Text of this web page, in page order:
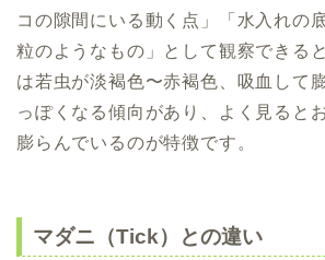
コの隙間にいる動く点」「水入れの
粒のようなもの」として観察できる
は若虫が淡褐色〜赤褐色、吸血して
っぽくなる傾向があり、よく見ると
膨らんでいるのが特徴です。
マダニ（Tick）との違い